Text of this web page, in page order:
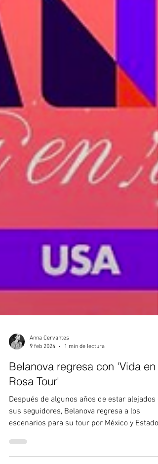
Anna Cervantes
9 feb 2024
1 min de lectura
Belanova regresa con 'Vida en
Rosa Tour'
Después de algunos años de estar alejados
sus seguidores, Belanova regresa a los